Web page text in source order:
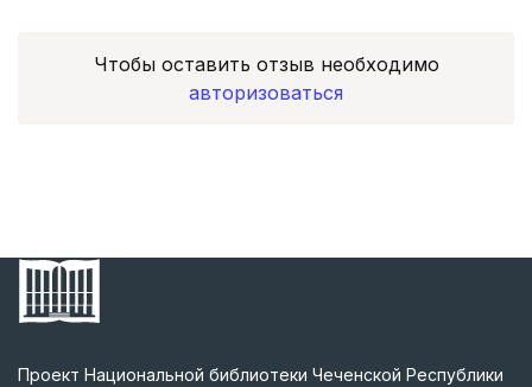
Чтобы оставить отзыв необходимо
авторизоваться
Проект Национальной библиотеки Чеченской Республики